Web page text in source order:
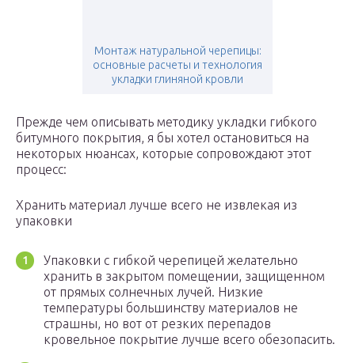
Монтаж натуральной черепицы:
основные расчеты и технология
укладки глиняной кровли
Прежде чем описывать методику укладки гибкого
битумного покрытия, я бы хотел остановиться на
некоторых нюансах, которые сопровождают этот
процесс:
Хранить материал лучше всего не извлекая из
упаковки
Упаковки с гибкой черепицей желательно
хранить в закрытом помещении, защищенном
от прямых солнечных лучей. Низкие
температуры большинству материалов не
страшны, но вот от резких перепадов
кровельное покрытие лучше всего обезопасить.